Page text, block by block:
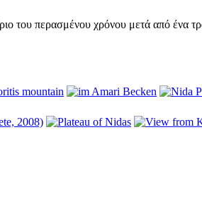
του περασμένου χρόνου μετά από ένα